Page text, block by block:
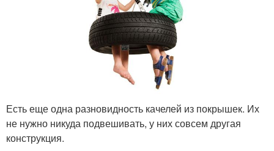
Есть еще одна разновидность качелей из покрышек. Их
не нужно никуда подвешивать, у них совсем другая
конструкция.